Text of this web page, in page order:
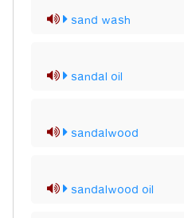
sand wash
sandal oil
sandalwood
sandalwood oil